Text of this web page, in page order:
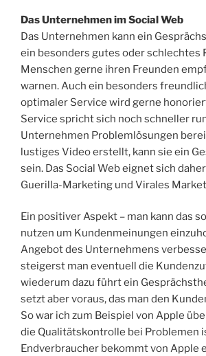
Das Unternehmen im Social Web
Das Unternehmen kann ein
ein besonders gutes oder schlechtes
Menschen gerne ihren Freunden
warnen. Auch ein besonders
optimaler Service wird gerne
Service spricht sich noch schneller
Unternehmen Problemlösungen
lustiges Video erstellt, kann sie ein
sein. Das Social Web eignet sich
Guerilla-Marketing und Virales
Ein positiver Aspekt – man kann das
nutzen um Kundenmeinungen
Angebot des Unternehmens
steigerst man eventuell die
wiederum dazu führt ein
setzt aber voraus, das man den
So war ich zum Beispiel von Apple
die Qualitätskontrolle bei Problemen
Endverbraucher bekommt von Apple